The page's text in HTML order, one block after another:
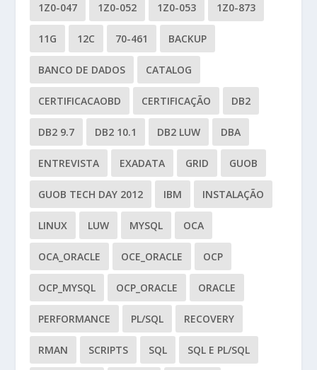
1Z0-047 1Z0-052 1Z0-053 1Z0-873
11G 12C 70-461 BACKUP
BANCO DE DADOS CATALOG
CERTIFICACAOBD CERTIFICAÇÃO DB2
DB2 9.7 DB2 10.1 DB2 LUW DBA
ENTREVISTA EXADATA GRID GUOB
GUOB TECH DAY 2012 IBM INSTALAÇÃO
LINUX LUW MYSQL OCA
OCA_ORACLE OCE_ORACLE OCP
OCP_MYSQL OCP_ORACLE ORACLE
PERFORMANCE PL/SQL RECOVERY
RMAN SCRIPTS SQL SQL E PL/SQL